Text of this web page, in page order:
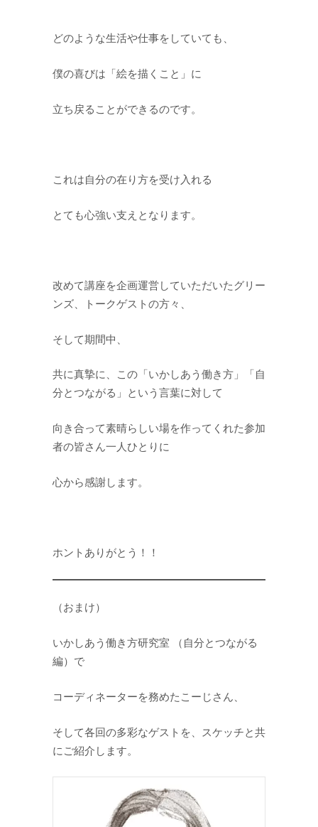
どのような生活や仕事をしていても、
僕の喜びは「絵を描くこと」に
立ち戻ることができるのです。
これは自分の在り方を受け入れる
とても心強い支えとなります。
改めて講座を企画運営していただいたグリー
ンズ、トークゲストの方々、
そして期間中、
共に真摯に、この「いかしあう働き方」「自
分とつながる」という言葉に対して
向き合って素晴らしい場を作ってくれた参加
者の皆さん一人ひとりに
心から感謝します。
ホントありがとう！！
（おまけ）
いかしあう働き方研究室 （自分とつながる
編）で
コーディネーターを務めたこーじさん、
そして各回の多彩なゲストを、スケッチと共
にご紹介します。